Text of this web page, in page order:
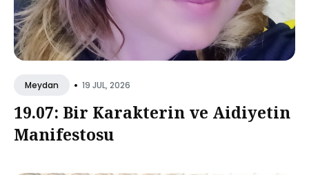
Meydan • 19 JUL, 2026
19.07: Bir Karakterin ve Aidiyetin
Manifestosu